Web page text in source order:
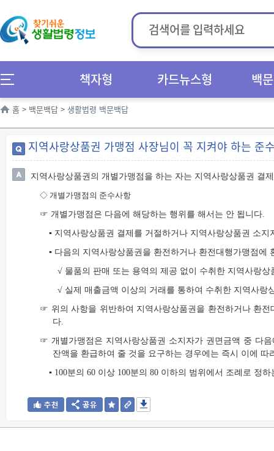
책자형 카드뉴스형 백
홈 > 백문백답 > 생활법령 백문백답
지역사랑상품권 가맹점 사장님이 꼭 지켜야 하는 준
지역사랑상품권의 개별가맹점을 하는 자는 지역사랑상품권 결
◇ 개별가맹점의 준수사항
☞ 개별가맹점은 다음에 해당하는 행위를 해서는 안 됩니다.
▪ 지역사랑상품권 결제를 거절하거나 지역사랑상품권 소
▪ 다음의 지역사랑상품권을 환전하거나 환전대행가맹점에
√ 물품의 판매 또는 용역의 제공 없이 수취한 지역사랑상
√ 실제 매출금액 이상의 거래를 통하여 수취한 지역사랑
☞ 위의 사항을 위반하여 지역사랑상품권을 환전하거나 환
다.
☞ 개별가맹점은 지역사랑상품권 소지자가 권면금액 중 다
잔액을 환급하여 줄 것을 요구하는 경우에는 즉시 이에 따
▪ 100분의 60 이상 100분의 80 이하의 범위에서 조례로 정하